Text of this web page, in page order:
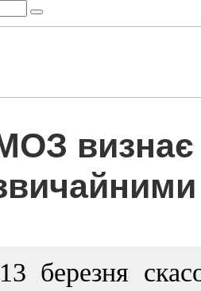
визнає
13 березня